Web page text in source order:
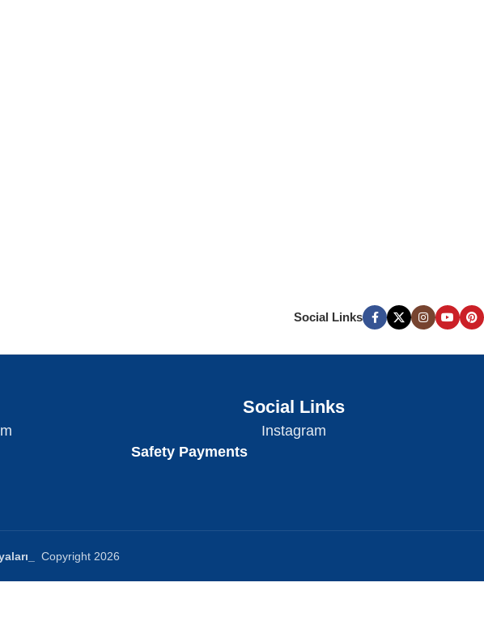
Social Links
Social Links
Instagram
Safety Payments
Copyright 2026